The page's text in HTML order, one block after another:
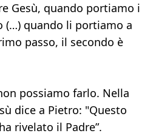
Gesù, quando portiamo i
(…) quando li portiamo a
passo, il secondo è
possiamo farlo. Nella
dice a Pietro: "Questo
rivelato il Padre”.